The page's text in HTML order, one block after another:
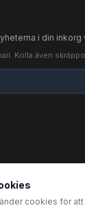
i din inkorg
Kolla även
cookies för